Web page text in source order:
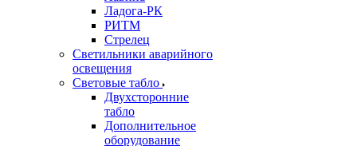
Ладога-РК
РИТМ
Стрелец
Светильники аварийного
освещения
Световые табло
Двухсторонние
табло
Дополнительное
оборудование